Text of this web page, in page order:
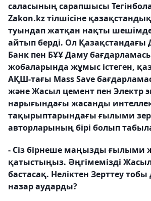
саласының сарапшысы
Zakon.kz тілшісіне
туындап жатқан нақты
айтып берді. Ол Қазақстандағы
Банк пен БҰҰ Даму
жобаларында жұмыс істеген,
АҚШ-тағы Mass Save
және Жасыл цемент пен Электр
нарығындағы жасанды
тақырыптарындағы ғылыми
авторларының бірі болып
- Сіз бірнеше маңызды ғылыми
қатыстыңыз. Әңгімемізді
бастасақ. Неліктен Зерттеу
назар аударды?